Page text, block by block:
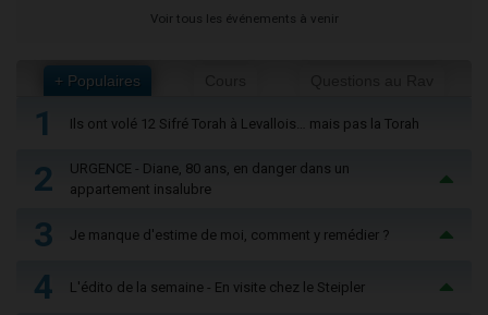
Voir tous les événements à venir
+ Populaires
1 Ils ont volé 12 Sifré Torah à Levallois… mais pas la Torah
2
URGENCE - Diane, 80 ans, en danger dans un
appartement insalubre
3 Je manque d'estime de moi, comment y remédier ?
4 L'édito de la semaine - En visite chez le Steipler